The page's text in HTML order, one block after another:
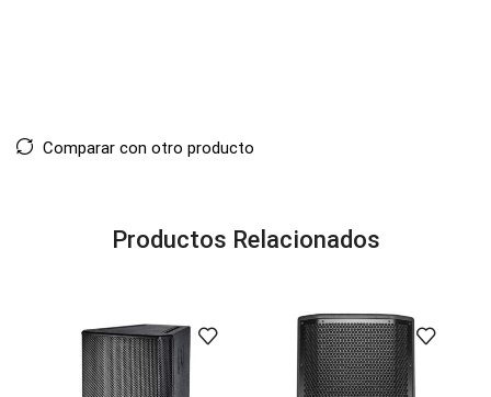
Comparar con otro producto
Productos Relacionados